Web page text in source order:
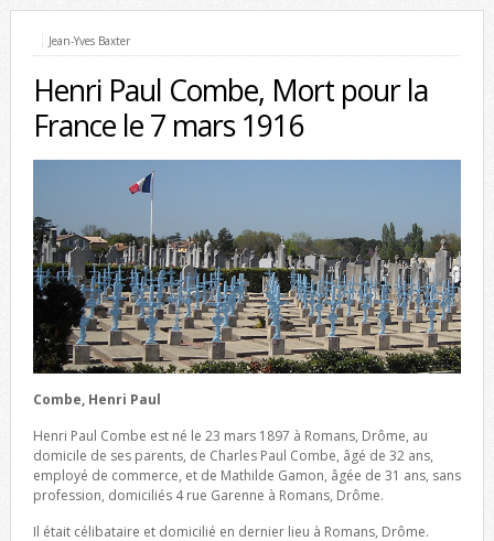
Jean-Yves Baxter
Henri Paul Combe, Mort pour la
France le 7 mars 1916
Combe, Henri Paul
Henri Paul Combe est né le 23 mars 1897 à Romans, Drôme, au
domicile de ses parents, de Charles Paul Combe, âgé de 32 ans,
employé de commerce, et de Mathilde Gamon, âgée de 31 ans, sans
profession, domiciliés 4 rue Garenne à Romans, Drôme.
Il était célibataire et domicilié en dernier lieu à Romans, Drôme.